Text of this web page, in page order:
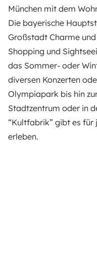
München mit dem
Die bayerische
Großstadt Charme
Shopping und
das Sommer- oder
diversen Konzerten
Olympiapark bis hin
Stadtzentrum oder in
“Kultfabrik” gibt es für
erleben.